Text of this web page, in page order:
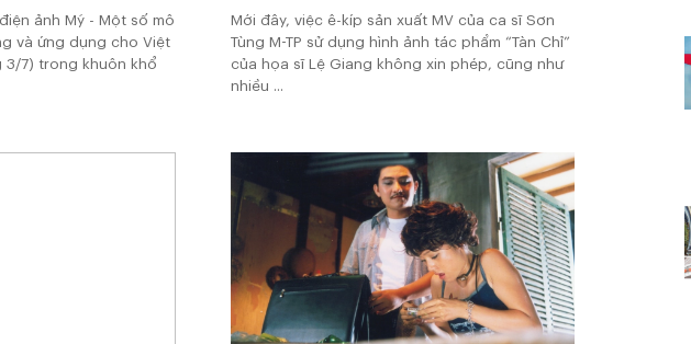
ảnh Mỹ - Một số mô
và ứng dụng cho Việt
3/7) trong khuôn khổ
Mới đây, việc ê-kíp sản xuất MV của ca sĩ Sơn
Tùng M-TP sử dụng hình ảnh tác phẩm “Tàn Chỉ”
của họa sĩ Lệ Giang không xin phép, cũng như
nhiều ...